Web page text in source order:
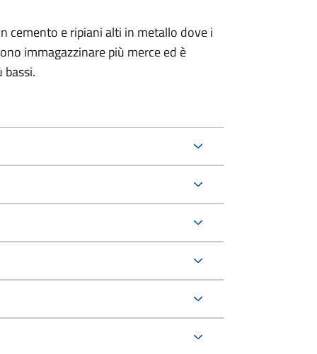
cemento e ripiani alti in metallo dove i
immagazzinare più merce ed è